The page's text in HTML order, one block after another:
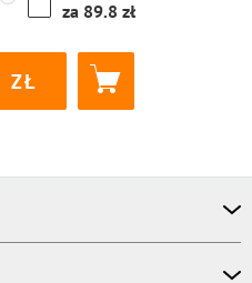
za 89.8